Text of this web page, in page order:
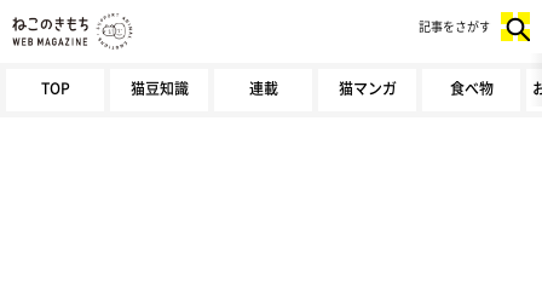
TOP 猫豆知識 連載 猫マンガ 食べ物
記事をさがす